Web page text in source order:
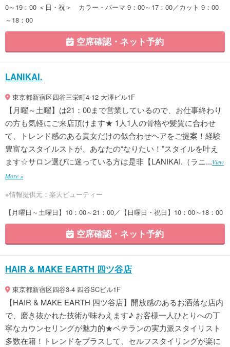
0～19：00 ＜日・祝＞ カラー・パーマ 9：00～17：00／カット 9：00
～18：00
空席確認・ネット予約
LANIKAI.
東京都新宿区四谷三栄町4-12 大澤ビル1F
【月曜～土曜】は21：00まで営業しているので、お仕事終わり
の方も気軽にご来店頂けます★ 1人1人の骨格や髪質に合わせ
て、トレンド感のある貴女だけの似合わせヘアをご提案！経験
豊富なスタイルストが、あなたの“なりたい！”スタイルを叶え
ます☆サロン選びに迷っている方は是非【LANIKAI.（ラニ...View
More »
※情報提供元：楽天ビューティー
【月曜日～土曜日】10：00～21：00／【日曜日・祝日】10：00～18：00
空席確認・ネット予約
HAIR & MAKE EARTH 四ツ谷店
東京都新宿区四谷3-4 四谷SCビル1F
【HAIR & MAKE EARTH 四ツ谷店】開放感のあるお洒落な店内
で、磨き抜かれた技術が味わえます♪ お客様一人ひとりへの丁
寧なカウンセリングが魅力的★ベテランの実力派スタイリスト
多数在籍！トレンドをプラスして、セルフスタイリングが楽に